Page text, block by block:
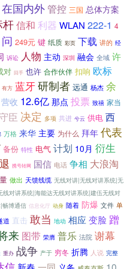
在国内外管控 三国 总体方案
杆信和 利器 WLAN 222-1 4
问 249元 键 纸质 彩页 下载 讲的 经
诉讼 人物 主动 深圳 融会 全域 许
对 回手 也许 合作伙伴 扣响 欧标
有方 蓝牙研制者 远通 杨杰 余
营收 12.6亿 那点 投票 致禧 家当
臣 决定 多项 共进 兮云 供电 西
万格 来华 主要 为什么 拜年 代表
备份 特性 电气 计划 10月 衍生
携号转网 国信 电话 争相 大浪淘
做出 天馈线缆 无线对讲|无线对讲系统|无
对讲系统|海能达无线对讲系统|建伍无线对
畅博通信 信息化厅 动身 随着 防爆 文件 单
道 直击 敢当 地动 相应 变脸 蹭
来 图带 荣膺 普乐 法院 谢幕
重办 战争 产于 穷冬 折腾 人说 完整